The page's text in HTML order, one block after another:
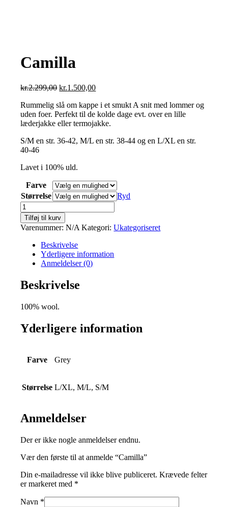
Camilla
kr.2.299,00 Den
pris
var:
kr.2.299,00.
kr.1.500,00Den
pris
er:
kr.1.500,00.
Rummelig slå om kappe i et smukt A snit med lommer og
uden foer. Perfekt til de kolde dage evt. over en lille
læderjakke eller termojakke.
S/M en str. 36-42, M/L en str. 38-44 og en L/XL en str.
40-46
Lavet i 100% uld.
Farve
Størrelse
Ryd
Camilla
antal
Tilføj til kurv
Varenummer:N/A Kategori:Ukategoriseret
Beskrivelse
Yderligere information
Anmeldelser (0)
Beskrivelse
100% wool.
Yderligere information
Farve Grey
Størrelse L/XL, M/L, S/M
Anmeldelser
Der er ikke nogle anmeldelser endnu.
Vær den første til at anmelde “Camilla”
Din e-mailadresse vil ikke blive publiceret. Krævede felter
er markeret med *
Navn *